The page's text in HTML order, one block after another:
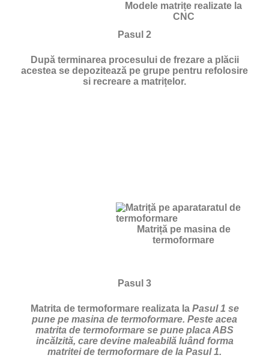
Modele matrițe realizate la
CNC
Pasul 2
După terminarea procesului de frezare a plăcii
acestea se depozitează pe grupe pentru refolosire
si recreare a matrițelor.
Matriță pe masina de
termoformare
Pasul 3
Matrita de termoformare realizata la Pasul 1 se
pune pe masina de termoformare. Peste acea
matrita de termoformare se pune placa ABS
incălzită, care devine maleabilă luând forma
matritei de termoformare de la Pasul 1.